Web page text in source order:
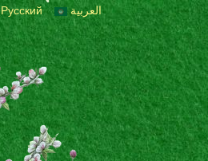
Русский العربية